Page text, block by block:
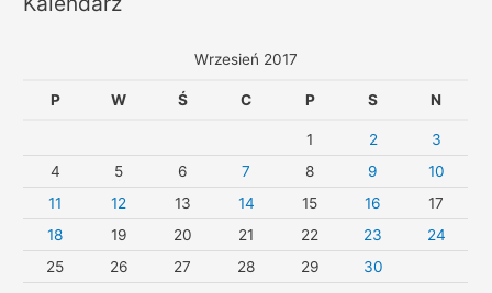
Wrzesień 2017
P W Ś C P S N
1 2
3
4
5 6 7 8 9
10
11
12 13 14 15 16
17
18
19 20 21 22 23
24
25
26 27 28 29 30